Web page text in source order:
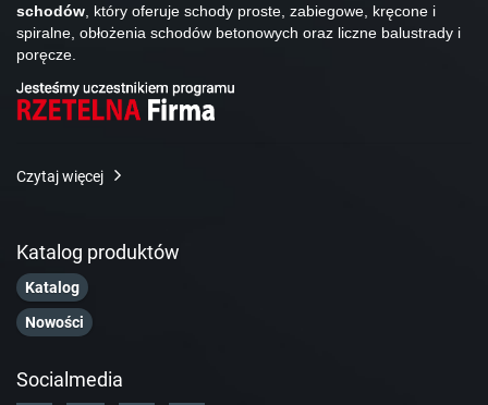
schodów, który oferuje schody proste, zabiegowe, kręcone i
spiralne, obłożenia schodów betonowych oraz liczne balustrady i
poręcze.
Czytaj więcej
Katalog produktów
Katalog
Nowości
Socialmedia